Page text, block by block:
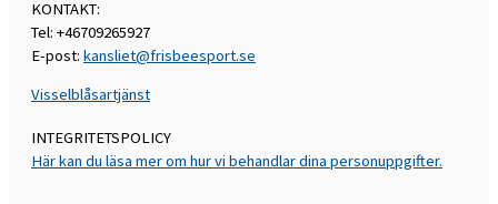
KONTAKT:
Tel: +46709265927
E-post: kansliet@frisbeesport.se
Visselblåsartjänst
INTEGRITETSPOLICY
Här kan du läsa mer om hur vi behandlar dina personuppgifter.